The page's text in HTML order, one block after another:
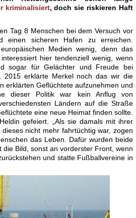
kriminalisiert, doch sie riskieren Haft
Tag 8 Menschen bei dem Versuch vor
einen sicheren Hafen zu erreichen.
Medien wenig, denn das
hier tendenziell wenig, wenn
sogar für Gelächter und Freude bei
2015 erklärte Merkel noch das wir die
erklärten Geflüchtete aufzunehmen und
dieser Politik war kein Anflug von
Ländern auf die Straße
eine neue Heimat finden sollte.
gefeiert. „Als sie damals mit ihrer
nicht mehr fahrtüchtig war, zogen
das Leben. Dafür wurden beide
die Bild, sonst an vorderster Front, wenn
und statte Fußballvereine in